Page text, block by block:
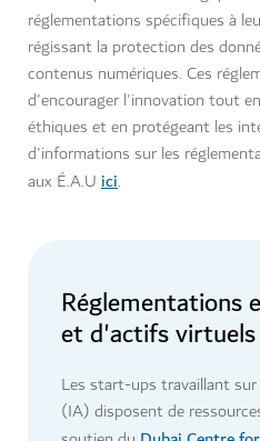
réglementations spécifiques à
régissant la protection des
contenus numériques. Ces
d'encourager l'innovation tout
éthiques et en protégeant les
d'informations sur les
aux É.A.U ici.
Réglementations
et d'actifs virtuels
Les start-ups travaillant
(IA) disposent de